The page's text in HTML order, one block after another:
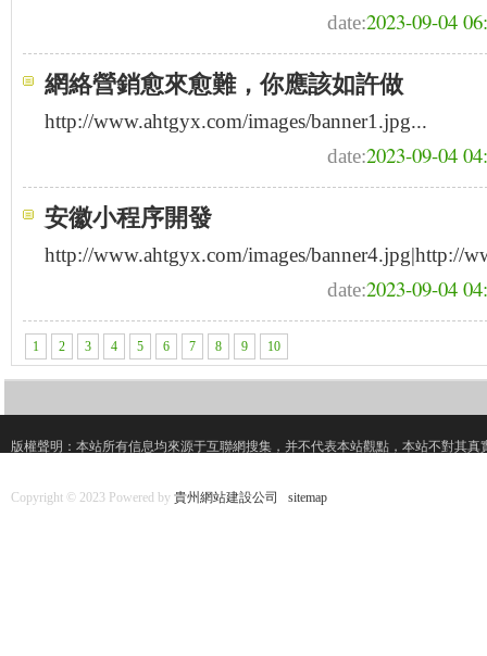
date:2023-09-04
網絡營銷愈來愈難，你應該如許做
http://www.ahtgyx.com/images/banner1.jpg...
date:2023-09-04
安徽小程序開發
http://www.ahtgyx.com/images/banner4.jpg|http://
date:2023-09-04
1 2 3 4 5 6 7 8 9 10
版權聲明：本站所有信息均來源于互聯網搜集，并不代表本站觀點，本站不對其
Copyright © 2023 Powered by 貴州網站建設公司 sitemap